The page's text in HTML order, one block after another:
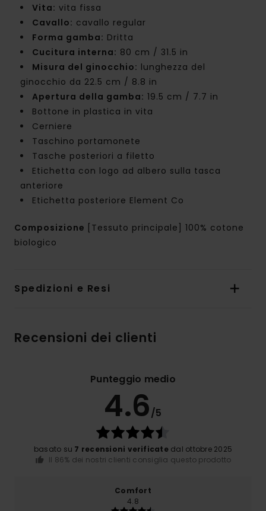
Vita: vita fissa
Cavallo: cavallo regular
Forma gamba: Dritta
Cucitura interna: 80 cm / 31.5 in
Misura del ginocchio: lunghezza del
ginocchio da 22.5 cm / 8.8 in
Apertura della gamba: 19.5 cm / 7.7 in
Bottone in plastica in vita
Cerniere
Taschino portamonete
Tasche posteriori a filetto
Etichetta con logo ad albero sulla tasca
anteriore
Etichetta posteriore Element Co
Composizione
[Tessuto principale] 100% cotone
biologico
Spedizioni e Resi
Recensioni dei clienti
Punteggio medio
4.6/5
basato su 7 recensioni verificatedal ottobre 2025
Il 86% dei nostri clienti consiglia questo prodotto
Comfort
4.8